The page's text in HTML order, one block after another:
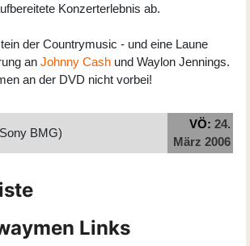
Konzerterlebnis ab.
der Countrymusic - und eine Laune
an Johnny Cash und Waylon Jennings.
an der DVD nicht vorbei!
BMG)
VÖ: 24.
März 2006
Links